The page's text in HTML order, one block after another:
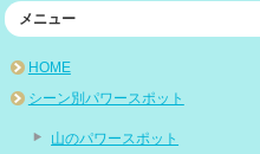
メニュー
HOME
シーン別パワースポット
山のパワースポット